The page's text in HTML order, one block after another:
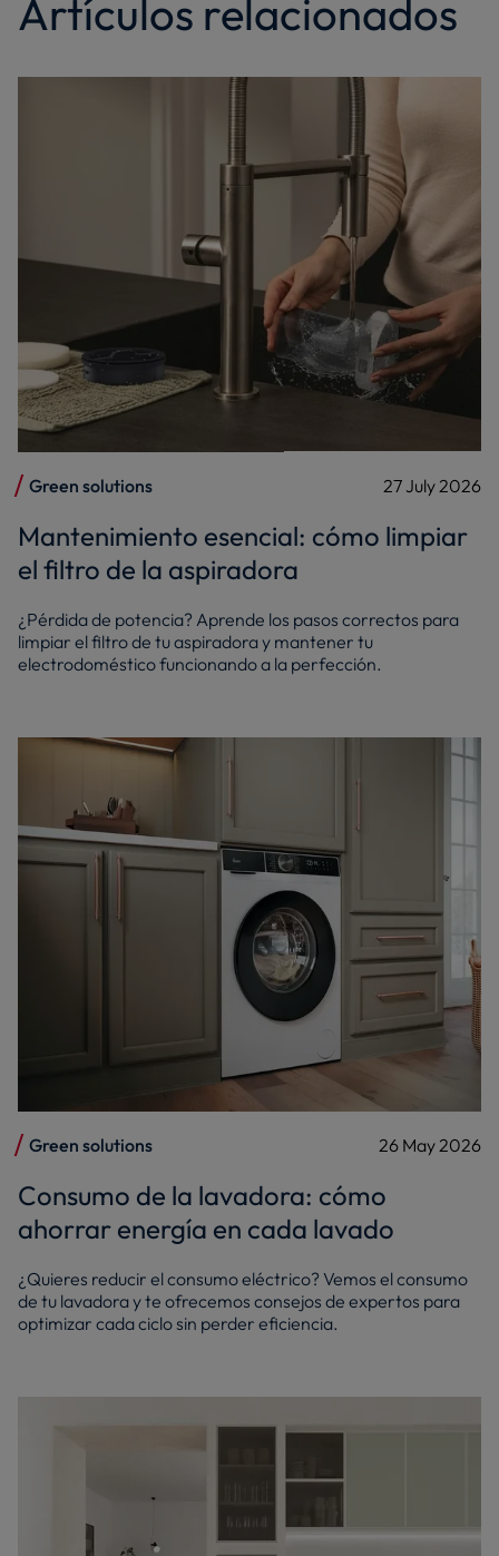
Artículos relacionados
Green solutions 27 July 2026
Mantenimiento esencial: cómo limpiar
el filtro de la aspiradora
¿Pérdida de potencia? Aprende los pasos correctos para
limpiar el filtro de tu aspiradora y mantener tu
electrodoméstico funcionando a la perfección.
Green solutions 26 May 2026
Consumo de la lavadora: cómo
ahorrar energía en cada lavado
¿Quieres reducir el consumo eléctrico? Vemos el consumo
de tu lavadora y te ofrecemos consejos de expertos para
optimizar cada ciclo sin perder eficiencia.